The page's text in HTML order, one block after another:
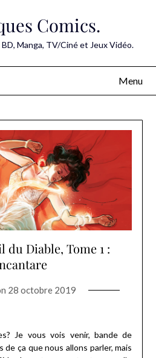
Comics.
Manga, TV/Ciné et Jeux Vidéo.
Menu
du Diable, Tome 1 :
28 octobre 2019
Je vous vois venir, bande de
de ça que nous allons parler, mais